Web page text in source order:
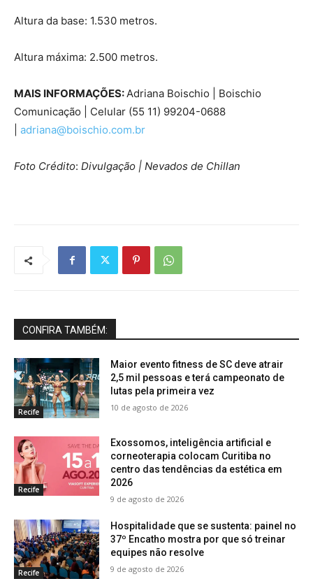
Altura da base: 1.530 metros.
Altura máxima: 2.500 metros.
MAIS INFORMAÇÕES:Adriana Boischio | Boischio
Comunicação | Celular (55 11) 99204-0688
adriana@boischio.com.br
Foto Crédito: Divulgação | Nevados de Chillan
CONFIRA TAMBÉM:
Recife
Maior evento fitness de SC deve atrair
2,5 mil pessoas e terá campeonato de
lutas pela primeira vez
10 de agosto de 2026
Recife
Exossomos, inteligência artificial e
corneoterapia colocam Curitiba no
centro das tendências da estética em
2026
9 de agosto de 2026
Recife
Hospitalidade que se sustenta: painel no
37º Encatho mostra por que só treinar
equipes não resolve
9 de agosto de 2026